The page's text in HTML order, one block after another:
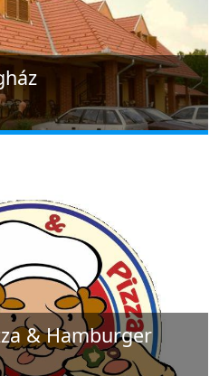
& Hamburger